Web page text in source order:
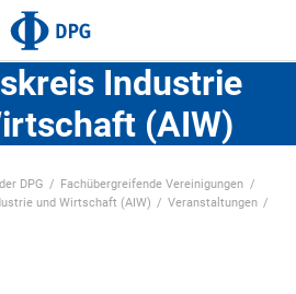
Industrie
(AIW)
DPG
Fachübergreifende Vereinigungen
und Wirtschaft (AIW)
Veranstaltungen